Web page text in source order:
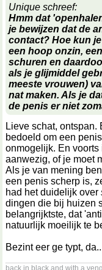
Unique schreef:
Hmm dat
je bewijzen dat de
contact? Hoe kun
een hoop onzin,
schuren en
als je glijmiddel
meeste vrouwen)
nat maken. Als je
de penis er niet
Lieve schat,
bedoeld om een
onmogelijk. En
aanwezig, of je moet
Als je van mening
een penis scherp is,
had het duidelijk over
dingen die bij huizen
belangrijktste, dat
natuurlijk moeilijk te
Bezint eer ge typt,
back in black and with a